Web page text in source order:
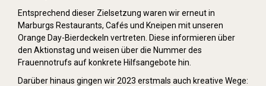
Entsprechend dieser Zielsetzung waren wir erneut in
Marburgs Restaurants, Cafés und Kneipen mit unseren
Orange Day-Bierdeckeln vertreten. Diese informieren über
den Aktionstag und weisen über die Nummer des
Frauennotrufs auf konkrete Hilfsangebote hin.
Darüber hinaus gingen wir 2023 erstmals auch kreative Wege: